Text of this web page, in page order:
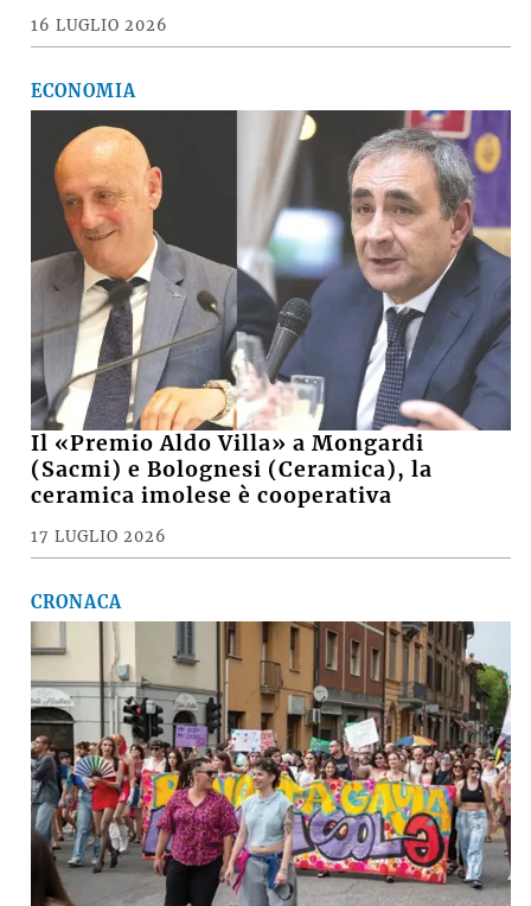
16 LUGLIO 2026
ECONOMIA
Il «Premio Aldo Villa» a Mongardi
(Sacmi) e Bolognesi (Ceramica), la
ceramica imolese è cooperativa
17 LUGLIO 2026
CRONACA